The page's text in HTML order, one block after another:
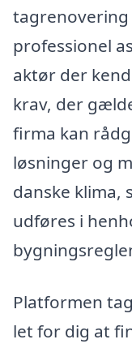
tagrenovering
professionel
aktør der
krav, der
firma kan
løsninger og
danske klima,
udføres i
Platformen
let for dig at